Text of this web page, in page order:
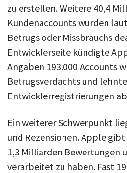
zu erstellen. Weitere 40,4
Kundenaccounts wurden
Betrugs oder Missbrauchs
Entwicklerseite kündigte
Angaben 193.000 Accounts
Betrugsverdachts und
Entwicklerregistrierungen
Ein weiterer Schwerpunkt
und Rezensionen. Apple
1,3 Milliarden Bewertungen
verarbeitet zu haben. Fast